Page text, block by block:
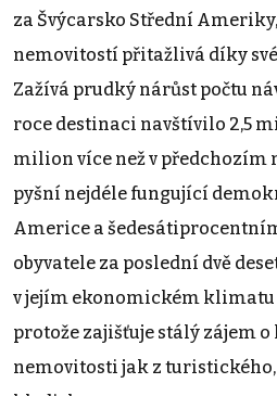
za Švýcarsko Střední
nemovitostí přitažlivá díky
Zažívá prudký nárůst počtu
roce destinaci navštívilo 2,5
milion více než v předchozím
pyšní nejdéle fungující
Americe a
obyvatele za poslední dvě
v jejím ekonomickém klimatu
protože zajišťuje stálý zájem
nemovitosti jak z